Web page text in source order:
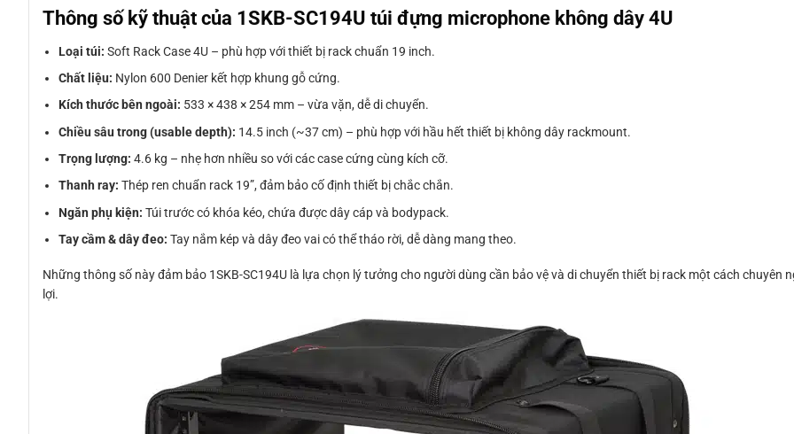
Thông số kỹ thuật của 1SKB-SC194U túi đựng microphone không dây 4U
Loại túi: Soft Rack Case 4U – phù hợp với thiết bị rack chuẩn 19 inch.
Chất liệu: Nylon 600 Denier kết hợp khung gỗ cứng.
Kích thước bên ngoài: 533 × 438 × 254 mm – vừa vặn, dễ di chuyển.
Chiều sâu trong (usable depth): 14.5 inch (~37 cm) – phù hợp với hầu hết thiết bị không dây rackmount.
Trọng lượng: 4.6 kg – nhẹ hơn nhiều so với các case cứng cùng kích cỡ.
Thanh ray: Thép ren chuẩn rack 19”, đảm bảo cố định thiết bị chắc chắn.
Ngăn phụ kiện: Túi trước có khóa kéo, chứa được dây cáp và bodypack.
Tay cầm & dây đeo: Tay nắm kép và dây đeo vai có thể tháo rời, dễ dàng mang theo.
Những thông số này đảm bảo 1SKB-SC194U là lựa chọn lý tưởng cho người dùng cần bảo vệ và di chuyển thiết bị rack một cách chuyên
lợi.